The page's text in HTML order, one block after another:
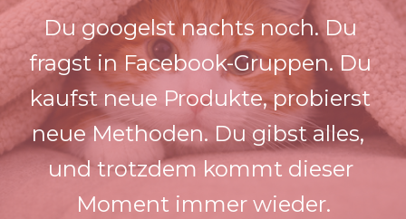
Du googelst nachts noch. Du
fragst in Facebook-Gruppen. Du
kaufst neue Produkte, probierst
neue Methoden. Du gibst alles,
und trotzdem kommt dieser
Moment immer wieder.